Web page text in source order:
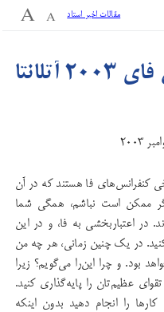
مقالات اخیر استاد
کنفرانس‌های فا هستند كه در آن
ممكن است نباشم، همگی شما
در اعتباربخشی به فا، و در این
در یك چنین زمانی، هر چه من
بود. و چرا این‌را می‌گویم؟ زیرا
عظیم‌تان را پایه‌گذاری كنید.
را انجام دهید بدون اینکه